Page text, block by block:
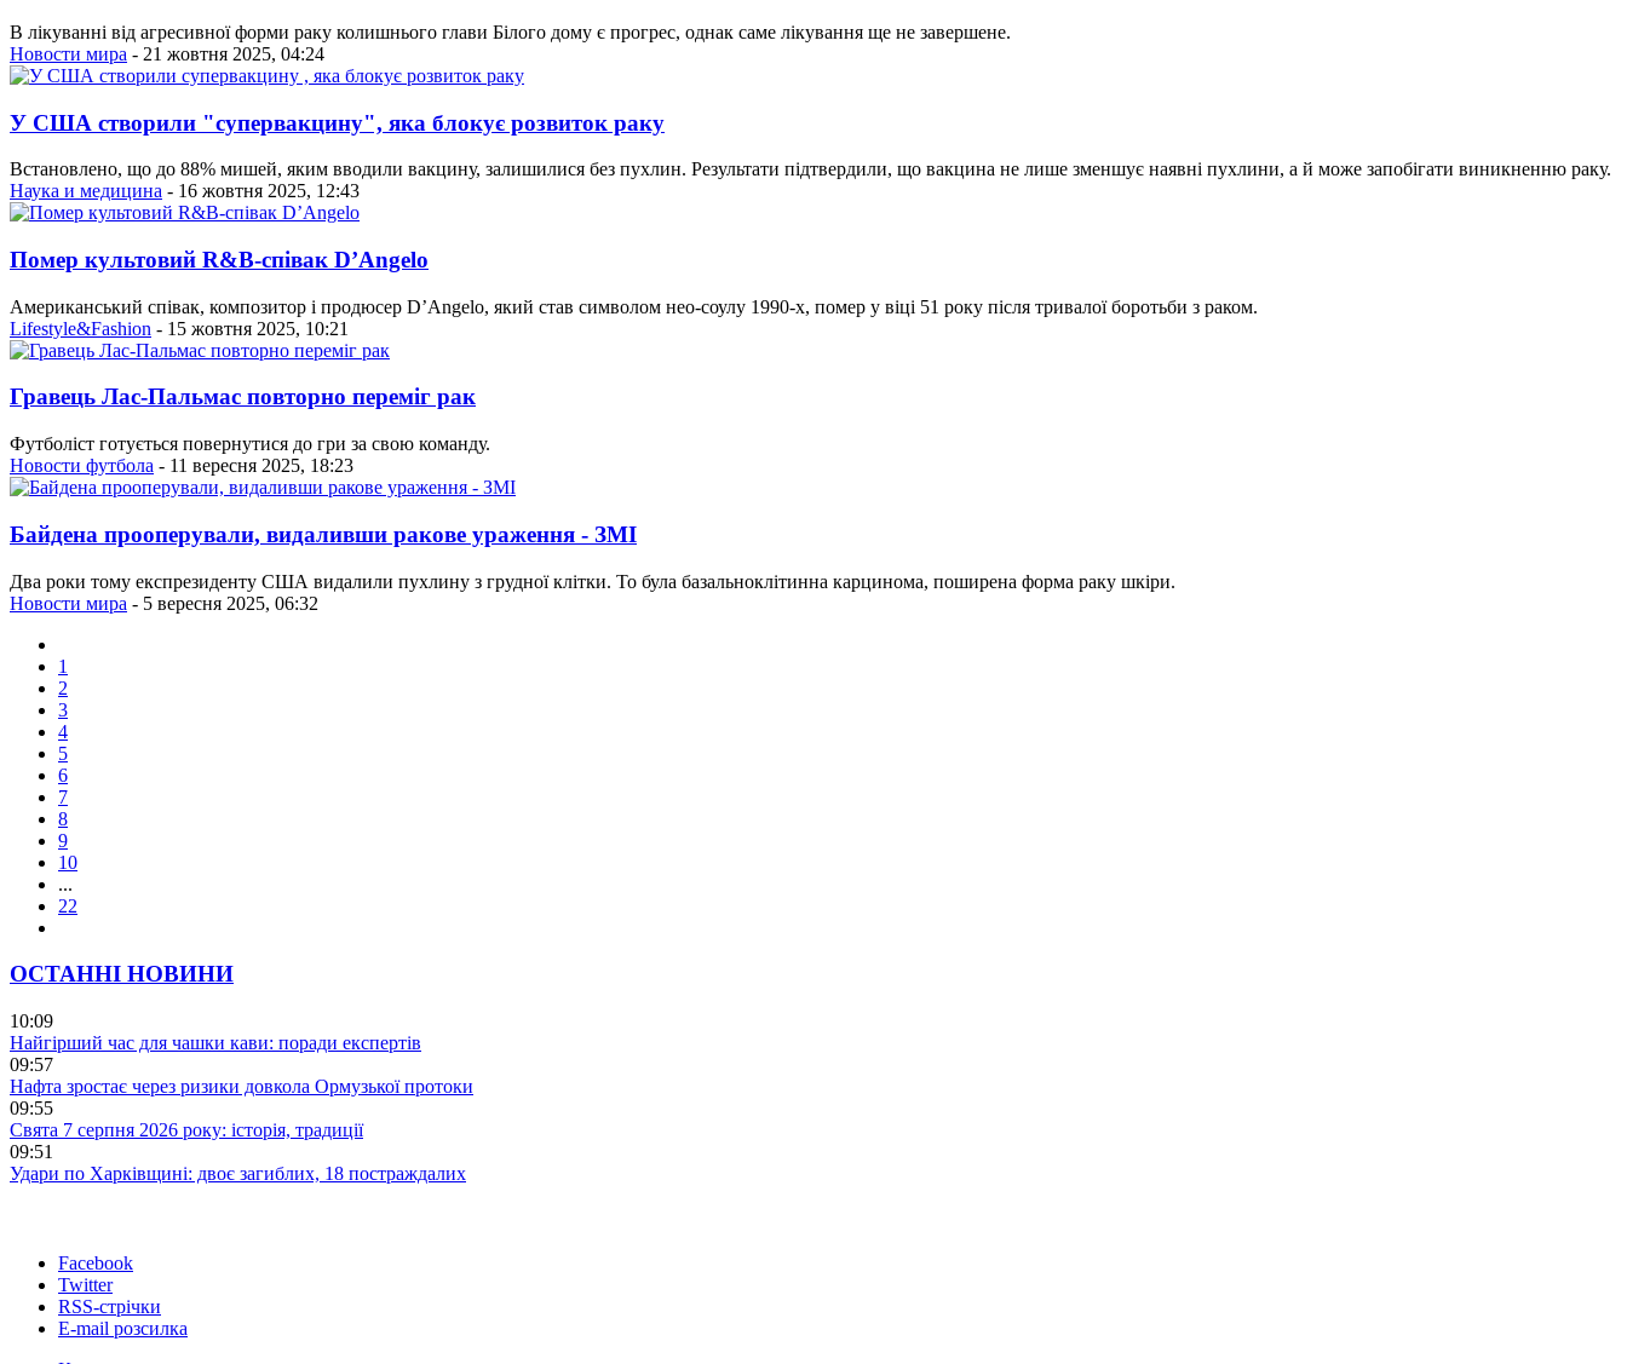
В лікуванні від агресивної форми раку колишнього глави Білого дому є прогрес, однак саме лікування ще не завершене.
Новости мира - 21 жовтня 2025, 04:24
У США створили "супервакцину", яка блокує розвиток раку
Встановлено, що до 88% мишей, яким вводили вакцину, залишилися без пухлин. Результати підтвердили, що вакцина не лише зменшує наявні пухлини, а й може запобігати виникненню раку.
Наука и медицина - 16 жовтня 2025, 12:43
Помер культовий R&B-співак D’Angelo
Американський співак, композитор і продюсер D’Angelo, який став символом нео-соулу 1990-х, помер у віці 51 року після тривалої боротьби з раком.
Lifestyle&Fashion - 15 жовтня 2025, 10:21
Гравець Лас-Пальмас повторно переміг рак
Футболіст готується повернутися до гри за свою команду.
Новости футбола - 11 вересня 2025, 18:23
Байдена прооперували, видаливши ракове ураження - ЗМІ
Два роки тому експрезиденту США видалили пухлину з грудної клітки. То була базальноклітинна карцинома, поширена форма раку шкіри.
Новости мира - 5 вересня 2025, 06:32
1
2
3
4
5
6
7
8
9
10
...
22
ОСТАННІ НОВИНИ
10:09
Найгірший час для чашки кави: поради експертів
09:57
Нафта зростає через ризики довкола Ормузької протоки
09:55
Свята 7 серпня 2026 року: історія, традиції
09:51
Удари по Харківщині: двоє загиблих, 18 постраждалих
Facebook
Twitter
RSS-стрічки
E-mail розсилка